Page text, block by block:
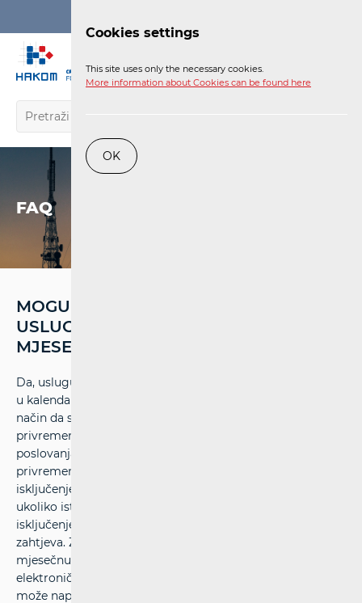
FAQ
MOGU LI PRIVREMENO ISKLJUČITI
USLUGU NA NAČIN DA NE PLAĆAM
MJESEČNU NAKNADU ZA ISTU?
Da, uslugu možete privremeno isključiti najmanje jednom
u kalendarskoj godini u trajanju od tri (3) mjeseca, na
način da svom operatoru podnesete zahtjev za
privremeno isključenje usluge. U općim uvjetima
poslovanja, operator može odrediti i dulji rok takvog
privremenog isključenja. U zahtjevu za privremenim
isključenjem možete zatražiti željeni datum isključenja, a
ukoliko isti ne naznačite, operator je obvezan privremeno
isključenje izvršiti u roku od pet (5) dana od dana primitka
zahtjeva. Za vrijeme privremenog isključenja ne plaćate
mjesečnu ili tromjesečnu naknadu za pristup javnoj
elektroničkoj komunikacijskoj mreži, ali Vam operator
može naplatiti cijenu usluge ponovnog uključenja
Cookies settings
This site uses only the necessary cookies.
More information about Cookies can be found here
OK